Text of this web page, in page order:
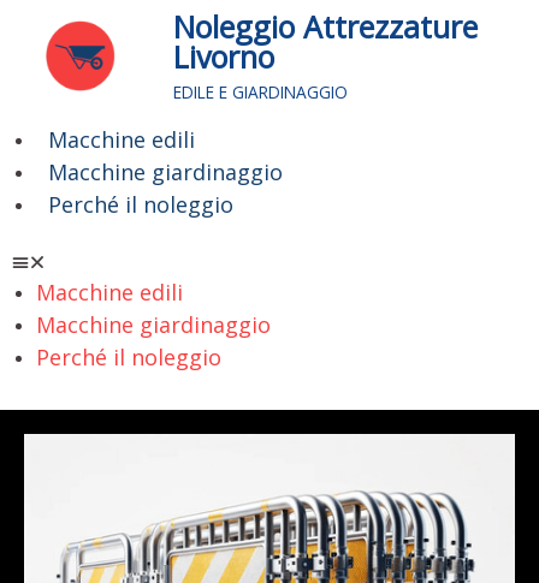
contenuto
Noleggio Attrezzature
Livorno
EDILE E GIARDINAGGIO
Macchine edili
Macchine giardinaggio
Perché il noleggio
Menu
Macchine edili
Macchine giardinaggio
Perché il noleggio